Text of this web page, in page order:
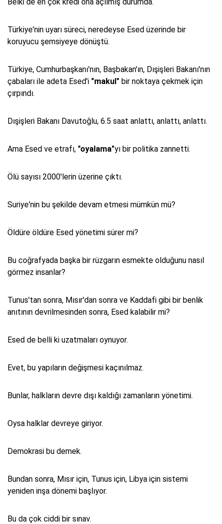
Türkiye'nin uyarı süreci, neredeyse Esed üzerinde bir
koruyucu şemsiyeye dönüştü.
Türkiye, Cumhurbaşkanı'nın, Başbakan'ın, Dışişleri Bakanı'nın
çabaları ile adeta Esed'i "makul" bir noktaya çekmek için
çırpındı.
Dışişleri Bakanı Davutoğlu, 6.5 saat anlattı, anlattı, anlattı.
Ama Esed ve etrafı, "oyalama"yı bir politika zannetti.
Ölü sayısı 2000'lerin üzerine çıktı.
Suriye'nin bu şekilde devam etmesi mümkün mü?
Öldüre öldüre Esed yönetimi sürer mi?
Bu coğrafyada başka bir rüzgarın esmekte olduğunu nasıl
görmez insanlar?
Tunus'tan sonra, Mısır'dan sonra ve Kaddafi gibi bir benlik
anıtının devrilmesinden sonra, Esed kalabilir mi?
Esed de belli ki uzatmaları oynuyor.
Evet, bu yapıların değişmesi kaçınılmaz.
Bunlar, halkların devre dışı kaldığı zamanların yönetimi.
Oysa halklar devreye giriyor.
Demokrasi bu demek.
Bundan sonra, Mısır için, Tunus için, Libya için sistemi
yeniden inşa dönemi başlıyor.
Bu da çok ciddi bir sınav.